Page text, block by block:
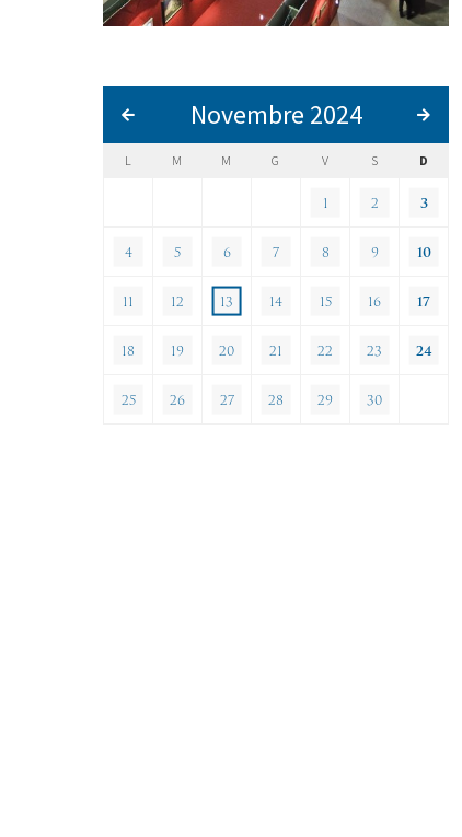
Novembre 2024
L M M G V S D
1 2 3
4 5 6 7 8 9 10
11 12 13 14 15 16 17
18 19 20 21 22 23 24
25 26 27 28 29 30